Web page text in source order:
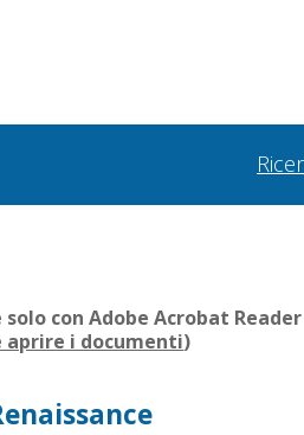
solo con Adobe Acrobat
aprire i documenti)